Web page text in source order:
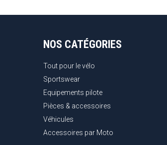
NOS CATÉGORIES
Tout pour le vélo
Sportswear
Equipements pilote
Pièces & accessoires
Véhicules
Accessoires par Moto